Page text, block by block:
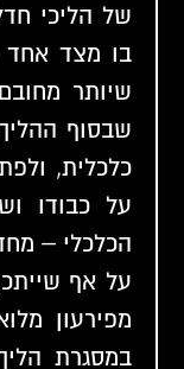
של הליכי
בו מצד אחד
שיותר
שבסוף
כלכלית,
על כבודו
הכלכלי –
על אף
מפירעון
במסגרת